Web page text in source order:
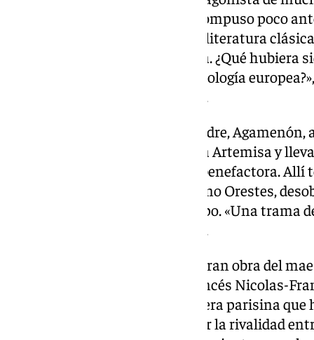
incluso del mismo Gluck, que compuso poco
«fascinado por la mitología y la literatura
personajes de la guerra de Troya. ¿Qué hubiera
qué hubiera sido de nuestra mitología
Paseo Colón en un comunicado.
Ifigenia es condenada por su padre,
del Oráculo, salvada por la diosa Artemisa y
sacerdotisa en el templo de su benefactora.
ignorando quién es, a su hermano Orestes,
quiere aplacar las iras del Olimpo. «Una trama
dioses alientan como un juego».
‘Iphigénie en Tauride’, «última gran obra del
París en 1779 con libreto del francés Nicolas-
un encargo del director de la ópera parisina
a Piccinni, intentando fomentar la rivalidad